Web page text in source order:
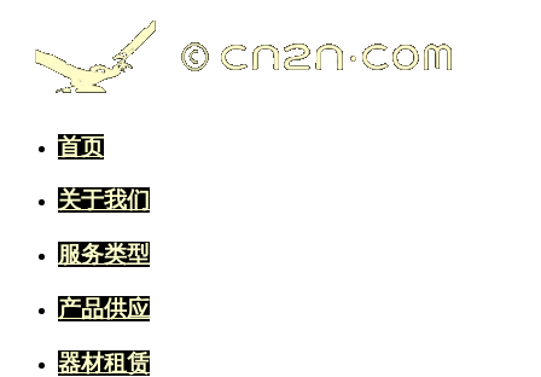
首页
关于我们
服务类型
产品供应
器材租赁